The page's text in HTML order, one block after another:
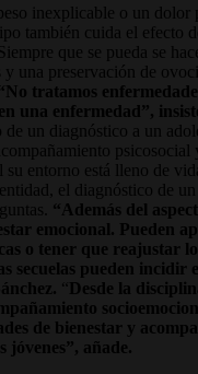
inexplicable o un dolor
también cuida el efecto
que se pueda se
y una preservación de
tratamos
una enfermedad”,
de un diagnóstico a un
psicosocial
su entorno está lleno de
el diagnóstico de
“Además del
emocional. Pueden
o tener que reajustar
secuelas pueden incidir
“ Desde la
de bienestar y
jóvenes”, añade.